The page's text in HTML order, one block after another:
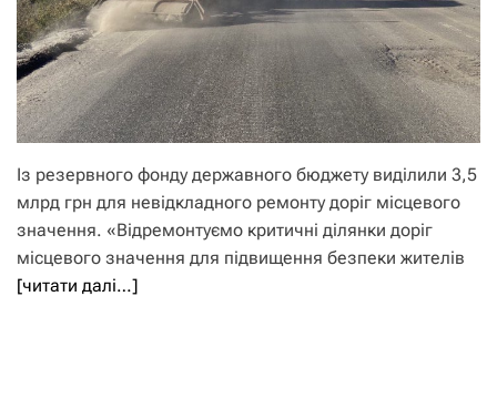
Із резервного фонду державного бюджету виділили 3,5
млрд грн для невідкладного ремонту доріг місцевого
значення. «Відремонтуємо критичні ділянки доріг
місцевого значення для підвищення безпеки жителів
[читати далі…]